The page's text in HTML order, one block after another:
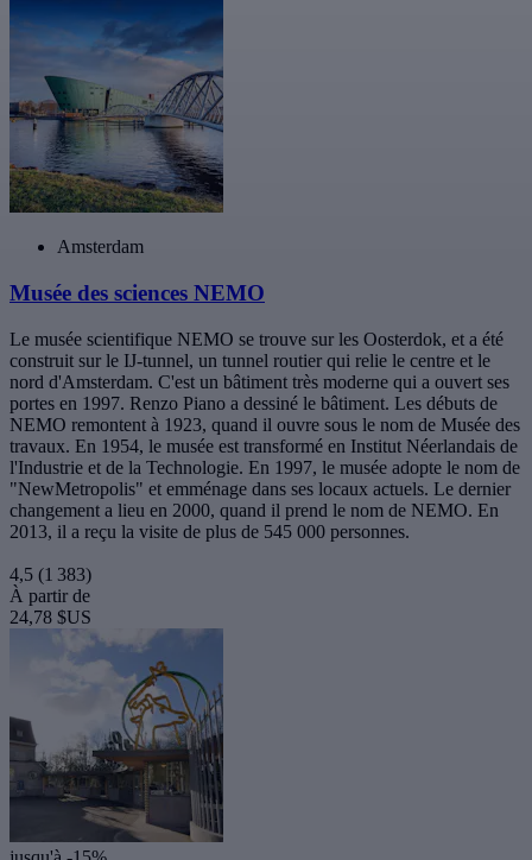
Amsterdam
Musée des sciences NEMO
Le musée scientifique NEMO se trouve sur les Oosterdok, et a été
construit sur le IJ-tunnel, un tunnel routier qui relie le centre et le
nord d'Amsterdam. C'est un bâtiment très moderne qui a ouvert ses
portes en 1997. Renzo Piano a dessiné le bâtiment. Les débuts de
NEMO remontent à 1923, quand il ouvre sous le nom de Musée des
travaux. En 1954, le musée est transformé en Institut Néerlandais de
l'Industrie et de la Technologie. En 1997, le musée adopte le nom de
"NewMetropolis" et emménage dans ses locaux actuels. Le dernier
changement a lieu en 2000, quand il prend le nom de NEMO. En
2013, il a reçu la visite de plus de 545 000 personnes.
4,5 (1 383)
À partir de
24,78 $US